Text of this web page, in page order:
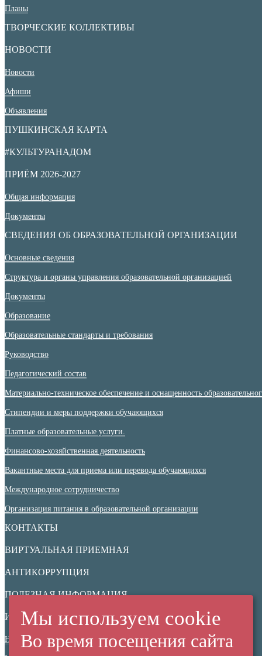
Планы
ТВОРЧЕСКИЕ КОЛЛЕКТИВЫ
НОВОСТИ
Новости
Афиши
Объявления
ПУШКИНСКАЯ КАРТА
#КУЛЬТУРАНАДОМ
ПРИЁМ 2026-2027
Общая информация
Документы
СВЕДЕНИЯ ОБ ОБРАЗОВАТЕЛЬНОЙ ОРГАНИЗАЦИИ
Основные сведения
Структура и органы управления образовательной организацией
Документы
Образование
Образовательные стандарты и требования
Руководство
Педагогический состав
Материально-техническое обеспечение и оснащенность
Стипендии и меры поддержки обучающихся
Платные образовательные услуги.
Финансово-хозяйственная деятельность
Вакантные места для приема или перевода обучающихся
Международное сотрудничество
Организация питания в образовательной организации
КОНТАКТЫ
ВИРТУАЛЬНАЯ ПРИЕМНАЯ
АНТИКОРРУПЦИЯ
ПОЛЕЗНАЯ ИНФОРМАЦИЯ
ИНФОРМАЦИОННАЯ БЕЗОПАСНОСТЬ
Нормативные документы
Мы используем cookie
Во время посещения сайта